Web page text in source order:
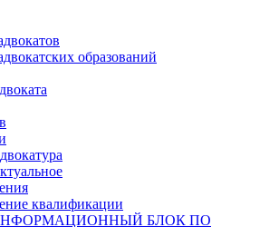
образований
квалификации
БЛОК ПО